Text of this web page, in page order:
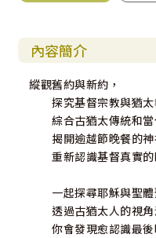
內容簡介
縱觀舊約與新約，
探究基督宗教與猶太
綜合古猶太傳統和當
揭開逾越節晚餐的神
重新認識基督真實的
一起探尋耶穌與聖體
透過古猶太人的視角
你會發現愈認識最後